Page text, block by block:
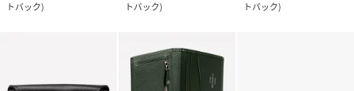
トバック)
トバック)
トバック)